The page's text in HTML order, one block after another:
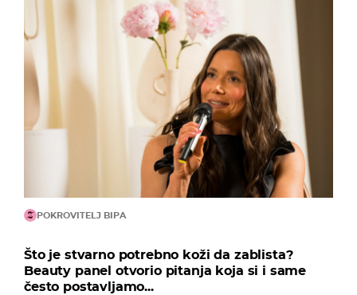
POKROVITELJ BIPA
Što je stvarno potrebno koži da zablista?
Beauty panel otvorio pitanja koja si i same
često postavljamo...